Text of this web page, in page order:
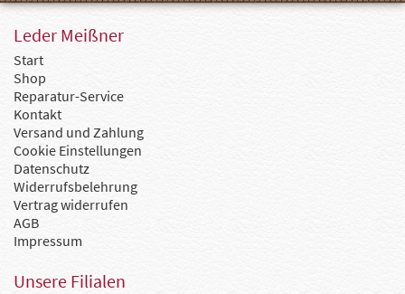
Leder Meißner
Start
Shop
Reparatur-Service
Kontakt
Versand und Zahlung
Cookie Einstellungen
Datenschutz
Widerrufsbelehrung
Vertrag widerrufen
AGB
Impressum
Unsere Filialen